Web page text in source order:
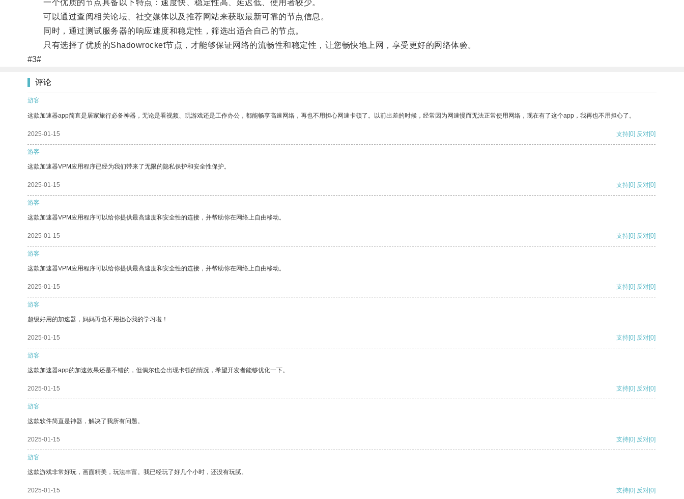
一个优质的节点具备以下特点：速度快、稳定性高、延迟低、使用者较少。
可以通过查阅相关论坛、社交媒体以及推荐网站来获取最新可靠的节点信息。
同时，通过测试服务器的响应速度和稳定性，筛选出适合自己的节点。
只有选择了优质的Shadowrocket节点，才能够保证网络的流畅性和稳定性，让您畅快地上网，享受更好的网络体验。
#3#
评论
游客
这款加速器app简直是居家旅行必备神器，无论是看视频、玩游戏还是工作办公，都能畅享高速网络，再也不用担心网速卡顿了。以前出差的时候，经常因为网速慢而无法正常使用网络，现在有了这个app，我再也不用担心了。
2025-01-15 支持[0] 反对[0]
游客
这款加速器VPM应用程序已经为我们带来了无限的隐私保护和安全性保护。
2025-01-15 支持[0] 反对[0]
游客
这款加速器VPM应用程序可以给你提供最高速度和安全性的连接，并帮助你在网络上自由移动。
2025-01-15 支持[0] 反对[0]
游客
这款加速器VPM应用程序可以给你提供最高速度和安全性的连接，并帮助你在网络上自由移动。
2025-01-15 支持[0] 反对[0]
游客
超级好用的加速器，妈妈再也不用担心我的学习啦！
2025-01-15 支持[0] 反对[0]
游客
这款加速器app的加速效果还是不错的，但偶尔也会出现卡顿的情况，希望开发者能够优化一下。
2025-01-15 支持[0] 反对[0]
游客
这款软件简直是神器，解决了我所有问题。
2025-01-15 支持[0] 反对[0]
游客
这款游戏非常好玩，画面精美，玩法丰富。我已经玩了好几个小时，还没有玩腻。
2025-01-15 支持[0] 反对[0]